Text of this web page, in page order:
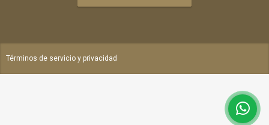
Términos de servicio y privacidad